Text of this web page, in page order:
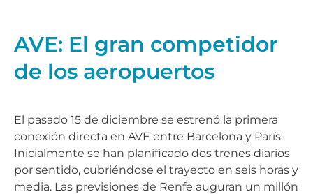
AVE: El gran competidor
de los aeropuertos
El pasado 15 de diciembre se estrenó la primera
conexión directa en AVE entre Barcelona y París.
Inicialmente se han planificado dos trenes diarios
por sentido, cubriéndose el trayecto en seis horas y
media. Las previsiones de Renfe auguran un millón